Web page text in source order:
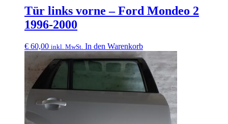
Tür links vorne – Ford Mondeo 2
1996-2000
€ 60,00 inkl. MwSt. In den Warenkorb